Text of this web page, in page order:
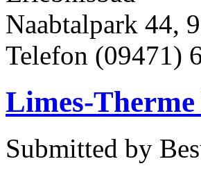
Naabtalpark 44,
Telefon (09471)
Limes-
Submitted by